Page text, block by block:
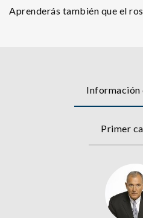
Aprenderás también que el
Información
Primer